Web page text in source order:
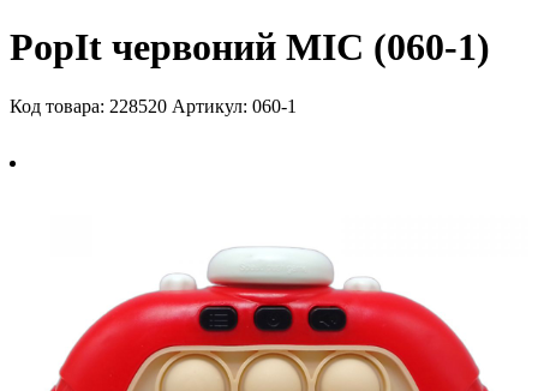
PopIt червоний MIC (060-1)
Код товара: 228520 Артикул: 060-1